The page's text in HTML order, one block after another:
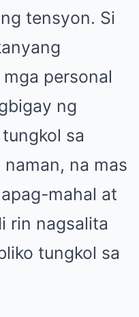
tensyon. Si
personal
ng
sa
na mas
mahal at
rin nagsalita
tungkol sa